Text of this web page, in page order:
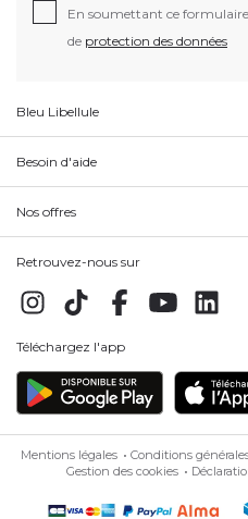
En soumettant ce
de protection des données
Bleu Libellule
Besoin d'aide
Nos offres
Retrouvez-nous sur
Téléchargez l'app
Mentions légales Conditions
Gestion des cookies